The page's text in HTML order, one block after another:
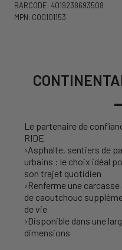
BARCODE: 4019238693508
MPN: CO0101153
Le partenaire de
RIDE
›Asphalte, sentiers de
urbains : le choix idéal
son trajet quotidien
›Renferme une
de caoutchouc
de vie
›Disponible dans une
dimensions